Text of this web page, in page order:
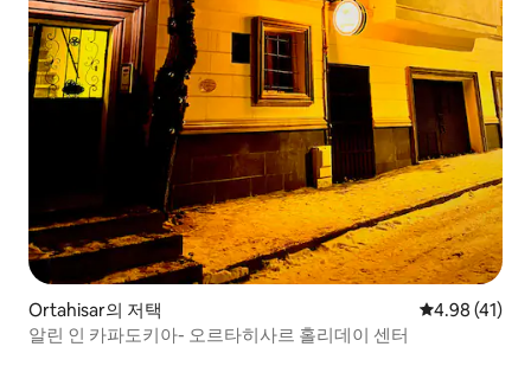
Ortahisar의 저택 평점 4.98점
4.98 (41)
알린 인 카파도키아- 오르타히사르 홀리데이 센터